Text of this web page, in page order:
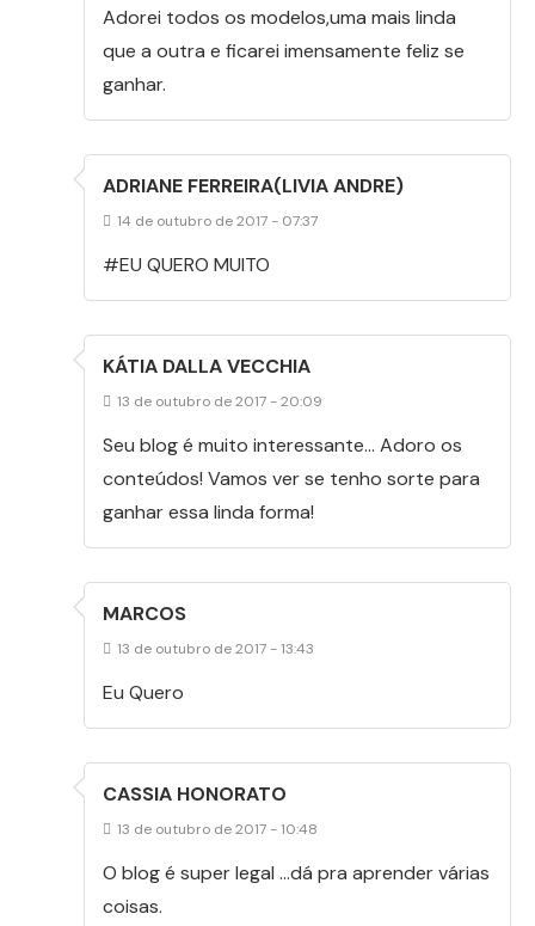
Adorei todos os modelos,uma mais linda
que a outra e ficarei imensamente feliz se
ganhar.
ADRIANE FERREIRA(LIVIA ANDRE)
14 de outubro de 2017 - 07:37
#EU QUERO MUITO
KÁTIA DALLA VECCHIA
13 de outubro de 2017 - 20:09
Seu blog é muito interessante… Adoro os
conteúdos! Vamos ver se tenho sorte para
ganhar essa linda forma!
MARCOS
13 de outubro de 2017 - 13:43
Eu Quero
CASSIA HONORATO
13 de outubro de 2017 - 10:48
O blog é super legal …dá pra aprender várias
coisas.